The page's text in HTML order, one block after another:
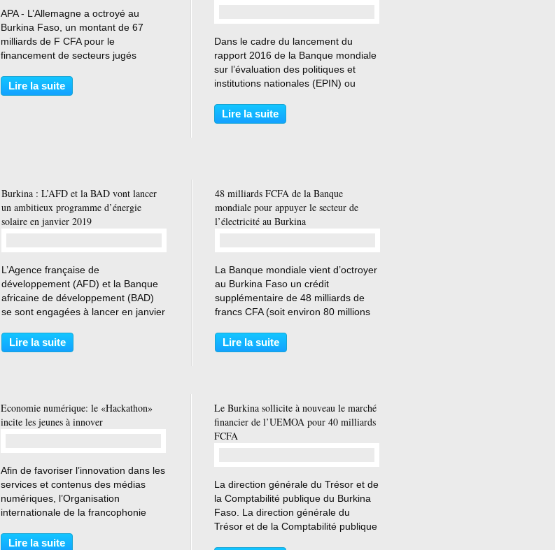
APA - L’Allemagne a octroyé au
Burkina Faso, un montant de 67
milliards de F CFA pour le
financement de secteurs jugés
ministère de l’économie et des
finances. Ainsi, ce ffinancement sera
Lire la suite
Dans le cadre du lancement du
rapport 2016 de la Banque mondiale
sur l’évaluation des politiques et
institutions nationales (EPIN) ou
Assessment (CPIA) pour toute la
région Afrique, l’économiste en chef
Lire la suite
Burkina : L’AFD et la BAD vont lancer
un ambitieux programme d’énergie
solaire en janvier 2019
L’Agence française de
développement (AFD) et la Banque
africaine de développement (BAD)
se sont engagées à lancer en janvier
d’énergie solaire en faveur du
Burkina Faso, a appris APA lundi,
Lire la suite
48 milliards FCFA de la Banque
mondiale pour appuyer le secteur de
l’électricité au Burkina
La Banque mondiale vient d’octroyer
au Burkina Faso un crédit
supplémentaire de 48 milliards de
francs CFA (soit environ 80 millions
secteur l’électricité, a-t-on appris
vendredi, auprès du service de
Lire la suite
Economie numérique: le «Hackathon»
incite les jeunes à innover
Afin de favoriser l’innovation dans les
services et contenus des médias
numériques, l’Organisation
internationale de la francophonie
dénommée «Hackathon» qui est à
Lire la suite
Le Burkina sollicite à nouveau le marché
financier de l’UEMOA pour 40 milliards
FCFA
La direction générale du Trésor et de
la Comptabilité publique du Burkina
Faso. La direction générale du
Trésor et de la Comptabilité publique